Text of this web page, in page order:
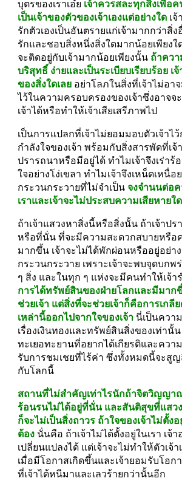
บุตรของเราเอ๋ย เจ้าควรสละทุกสิ่งเพื่อ
เป็นเจ้าของตัวของเจ้าเองแต่อย่างใด เ
รักตัวเองเป็นอันตรายแก่เจ้ามากกว่าสิ่ง
รักและชอบสิ่งหนึ่งสิ่งใดมากน้อยเพียง
จะติดอยู่กับเจ้ามากน้อยเพียงนั้น ถ้าควา
บริสุทธิ์ ง่ายและเป็นระเบียบเรียบร้อย เ
ของสิ่งใดเลย อย่าโลภในสิ่งที่เจ้าไม่อา
ไว้ในความครอบครองของเจ้าซึ่งอาจจ
เจ้าได้หรือทำให้เจ้าเสียเสรีภาพไป
เป็นการแปลกที่เจ้าไม่ยอมมอบตัวเจ้าไ
กำลังใจของเจ้า พร้อมกับสิ่งสารพัดที่เจ้
ปรารถนาหรือมีอยู่ได้ ทำไมเจ้าจึงเร่า
ใจอย่างโง่เขลา ทำไมเจ้าจึงเหน็ดเหนื่อ
กระวนกระวายที่ไม่จำเป็น จงจำนนต่อ
เราและเจ้าจะไม่ประสบความเสียหายใ
ถ้าเจ้าแสวงหาสิ่งนี้หรือสิ่งนั้น ถ้าเจ้าป
หรือที่นั่น ที่จะมีความสะดวกสบายหรื
มากขึ้น เจ้าจะไม่ได้พักผ่อนหรืออยู่อย่า
กระวนกระวาย เพราะเจ้าจะพบจุดบกพ
การได้ทรัพย์สินของฝ่ายโลกและมีมาก
ช่วยเจ้า แต่สิ่งที่จะช่วยเจ้าก็คือการเกลี
เหล่านี้ออกไปจากใจของเจ้า นี่เป็นควา
เรื่องเงินทองและทรัพย์สินสิ่งของเท่านั้
ทะเยอทะยานที่อยากได้เกียรติและควา
รับการชมเชยที่ไร้ค่า ซึ่งทั้งหมดนี้จะสู
กับโลกนี้
สถานที่ไม่สำคัญเท่าไรนักถ้าจิตวิญญา
ร้อนรนไม่ได้อยู่ที่นั่น และสันติสุขที่แสว
ก็จะไม่เป็นสิ่งถาวร ถ้าใจของเจ้าไม่ตั้
ต้อง นั่นคือ ถ้าเจ้าไม่ได้ตั้งอยู่ในเรา เจ้า
เปลี่ยนแปลงได้ แต่เจ้าจะไม่ทำให้ตัวเจ้า
เมื่อมีโอกาสเกิดขึ้นและเจ้ายอมรับโอก
ที่เจ้าได้หนีมาและเลวร้ายกว่านั้นอีก